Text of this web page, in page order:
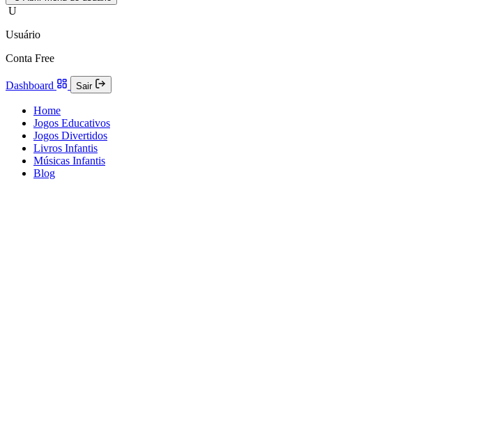
U
Usuário
Conta Free
Dashboard Sair
Home
Jogos Educativos
Jogos Divertidos
Livros Infantis
Músicas Infantis
Blog